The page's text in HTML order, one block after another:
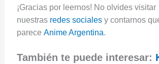
¡Gracias por leernos! No olvides visitar
nuestras redes socialesy contarnos
parece Anime Argentina.
También te puede interesar: